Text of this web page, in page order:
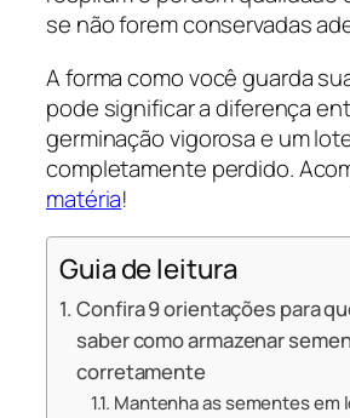
se não forem conservadas
A forma como você guarda
pode significar a diferença
germinação vigorosa e um
completamente perdido.
matéria!
Guia de leitura
Confira 9 orientações para
saber como armazenar
corretamente
Mantenha as sementes em